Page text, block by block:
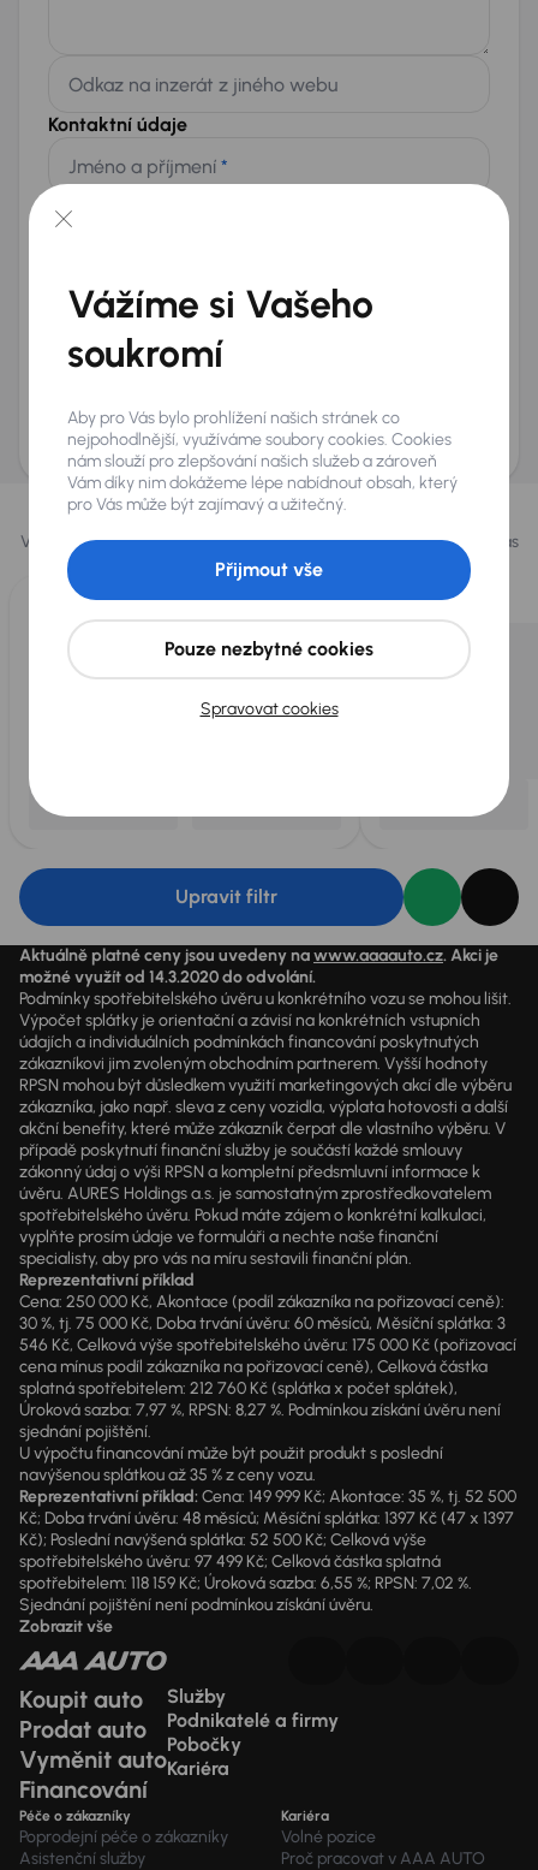
Odkaz na inzerát z jiného webu
Kontaktní údaje
Jméno a příjmení *
Přeji si dostávat informace o atraktivních slevových
nabídkách
AURES Holdings a.s., se sídlem Dopraváků 874/15, Čimice, 184 00 Praha 8 bude
uchovávat a zpracovávat vaše osobní údaje v souladu se zásadami ochrany a
zpracováníosobních údajů.
Vybrali jsme pro vás
Vybíráme pro vás tynejlepší vozyz naší nabídky. Každý den pro vás
vykoupíme až 400 vozů
Upravit filtr
Aktuálně platné ceny jsou uvedeny nawww.aaaauto.cz. Akci je
možné využít od 14.3.2020 do odvolání.
Podmínky spotřebitelského úvěru u konkrétního vozu se mohou lišit.
Výpočet splátky je orientační a závisí na konkrétních vstupních
údajích a individuálních podmínkách financování poskytnutých
zákazníkovi jim zvoleným obchodním partnerem. Vyšší hodnoty
RPSN mohou být důsledkem využití marketingových akcí dle výběru
zákazníka, jako např. sleva z ceny vozidla, výplata hotovosti a další
akční benefity, které může zákazník čerpat dle vlastního výběru. V
případě poskytnutí finanční služby je součástí každé smlouvy
zákonný údaj o výši RPSN a kompletní předsmluvní informace k
úvěru. AURES Holdings a.s. je samostatným zprostředkovatelem
spotřebitelského úvěru. Pokud máte zájem o konkrétní kalkulaci,
vyplňte prosím údaje ve formuláři a nechte naše finanční
specialisty, aby pro vás na míru sestavili finanční plán.
Reprezentativní příklad
Cena: 250 000 Kč, Akontace (podíl zákazníka na pořizovací ceně):
30 %, tj. 75 000 Kč, Doba trvání úvěru: 60 měsíců, Měsíční splátka: 3
546 Kč, Celková výše spotřebitelského úvěru: 175 000 Kč (pořizovací
cena mínus podíl zákazníka na pořizovací ceně), Celková částka
splatná spotřebitelem: 212 760 Kč (splátka x počet splátek),
Úroková sazba: 7,97 %, RPSN: 8,27 %. Podmínkou získání úvěru není
sjednání pojištění.
U výpočtu financování může být použit produkt s poslední
navýšenou splátkou až 35 % z ceny vozu.
Reprezentativní příklad:Cena: 149 999 Kč; Akontace: 35 %, tj. 52 500
Kč; Doba trvání úvěru: 48 měsíců; Měsíční splátka: 1397 Kč (47 x 1397
Kč); Poslední navýšená splátka: 52 500 Kč; Celková výše
spotřebitelského úvěru: 97 499 Kč; Celková částka splatná
spotřebitelem: 118 159 Kč; Úroková sazba: 6,55 %; RPSN: 7,02 %.
Sjednání pojištění není podmínkou získání úvěru.
Zobrazit vše
Koupit auto
Prodat auto
Vyměnit auto
Financování
Služby
Podnikatelé a firmy
Pobočky
Kariéra
Péče o zákazníky
Poprodejní péče o zákazníky
Asistenční služby
Kariéra
Volné pozice
Proč pracovat v AAA AUTO
Vážíme si Vašeho
soukromí
Aby pro Vás bylo prohlížení našich stránek co
nejpohodlnější, využíváme soubory cookies. Cookies
nám slouží pro zlepšování našich služeb a zároveň
Vám díky nim dokážeme lépe nabídnout obsah, který
pro Vás může být zajímavý a užitečný.
Spravovat cookies
Pouze nezbytné cookies
Přijmout vše